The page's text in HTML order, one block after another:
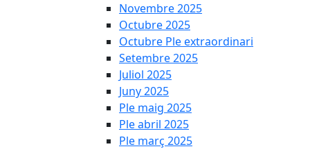
Novembre 2025
Octubre 2025
Octubre Ple extraordinari
Setembre 2025
Juliol 2025
Juny 2025
Ple maig 2025
Ple abril 2025
Ple març 2025